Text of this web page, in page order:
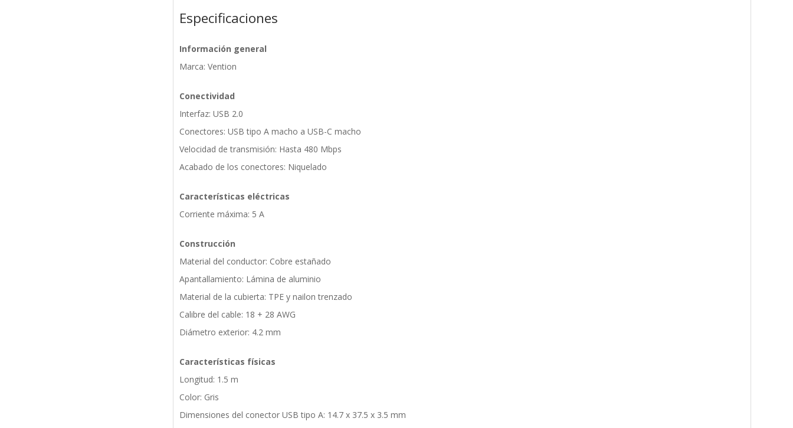
Especificaciones
Información general
Marca: Vention
Conectividad
Interfaz: USB 2.0
Conectores: USB tipo A macho a USB-C macho
Velocidad de transmisión: Hasta 480 Mbps
Acabado de los conectores: Niquelado
Características eléctricas
Corriente máxima: 5 A
Construcción
Material del conductor: Cobre estañado
Apantallamiento: Lámina de aluminio
Material de la cubierta: TPE y nailon trenzado
Calibre del cable: 18 + 28 AWG
Diámetro exterior: 4.2 mm
Características físicas
Longitud: 1.5 m
Color: Gris
Dimensiones del conector USB tipo A: 14.7 x 37.5 x 3.5 mm